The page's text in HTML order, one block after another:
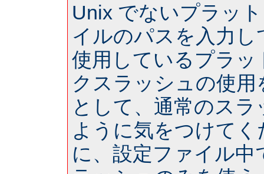
Unix でないプラッ
イルのパスを入力
使用しているプラ
クスラッシュの使
として、通常のス
ように気をつけて
に、設定ファイル